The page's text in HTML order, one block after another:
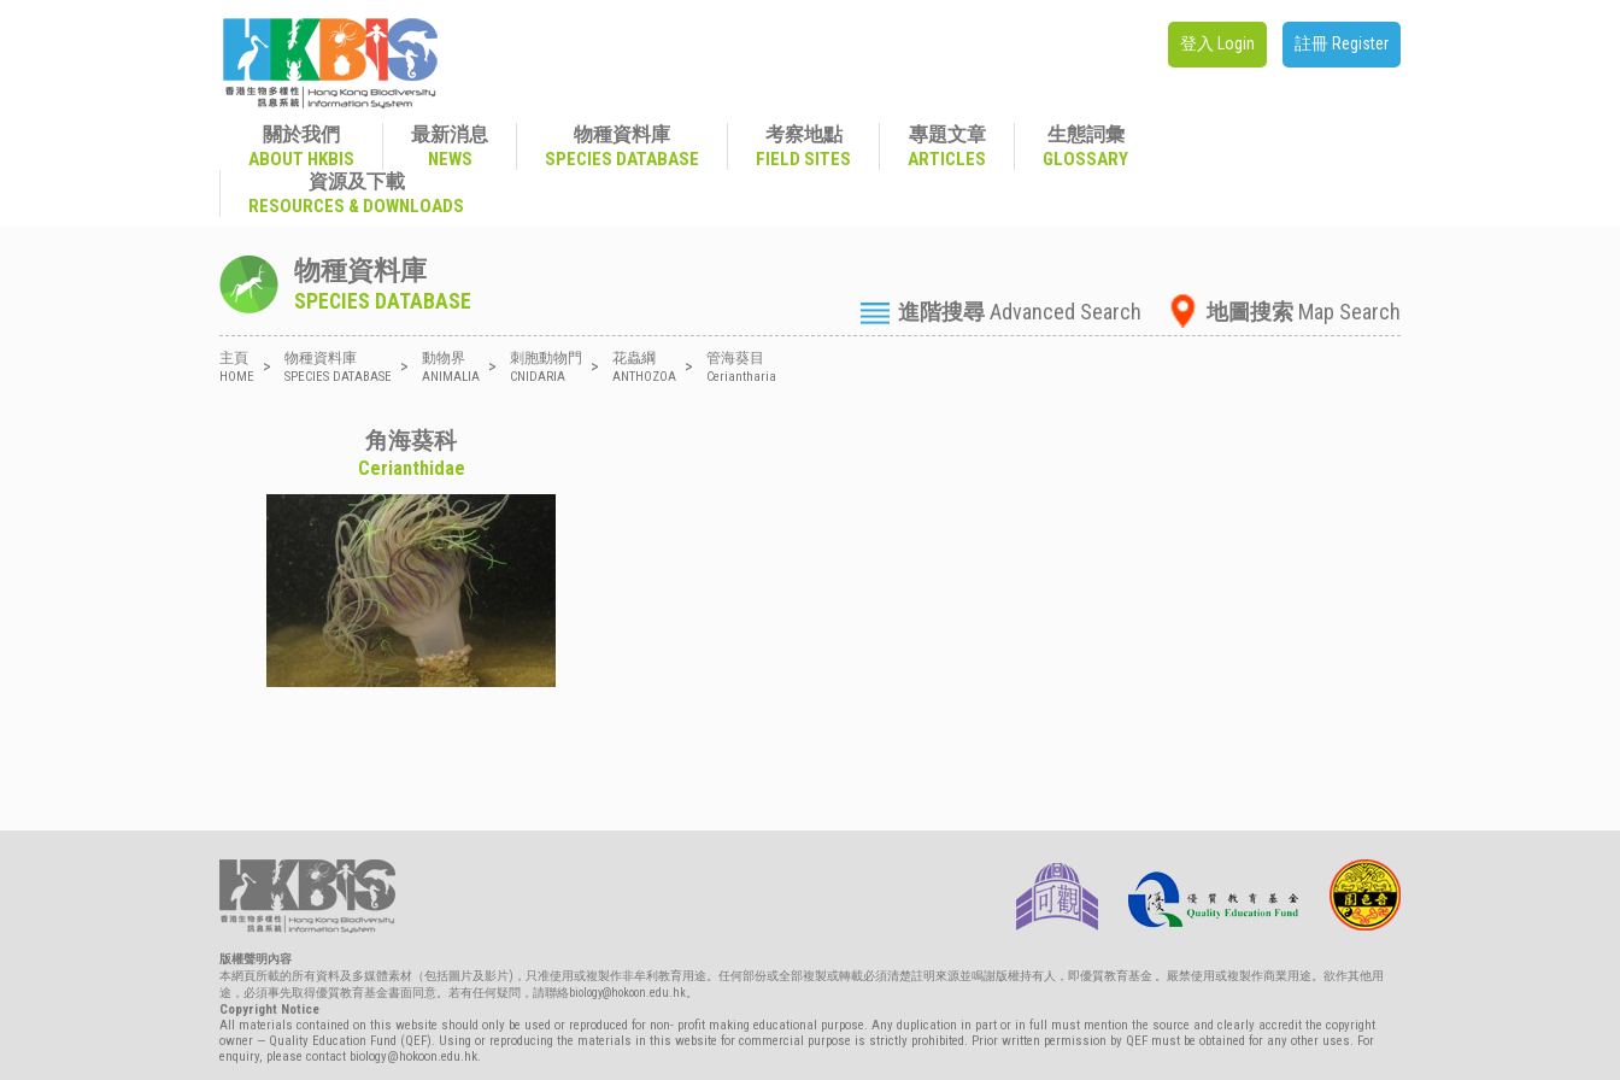
登入 Login 註冊 Register
關於我們
ABOUT HKBIS
最新消息
NEWS
物種資料庫
SPECIES DATABASE
考察地點
FIELD SITES
專題文章
ARTICLES
生態詞彙
GLOSSARY
資源及下載
RESOURCES & DOWNLOADS
物種資料庫
SPECIES DATABASE
主頁
HOME
> 物種資料庫
SPECIES DATABASE
> 動物界
ANIMALIA
> 刺胞動物門
CNIDARIA
> 花蟲綱
ANTHOZOA
> 管海葵目
Ceriantharia
進階搜尋Advanced Search 地圖搜索 Map Search
角海葵科
Cerianthidae
版權聲明內容
本網頁所載的所有資料及多媒體素材（包括圖片及影片)，只准使用或複製作非牟利教育用途。任何部份或全部複製或轉載必須清楚註明來源並鳴謝版權持有人，即優質教育基金 。嚴禁使用或複製作商業用途。欲作其他用
途，必須事先取得優質教育基金書面同意。若有任何疑問，請聯絡biology@hokoon.edu.hk。
Copyright Notice
All materials contained on this website should only be used or reproduced for non- profit making educational purpose. Any duplication in part or in full must mention the source and clearly accredit the copyright
owner — Quality Education Fund (QEF). Using or reproducing the materials in this website for commercial purpose is strictly prohibited. Prior written permission by QEF must be obtained for any other uses. For
enquiry, please contact biology@hokoon.edu.hk.